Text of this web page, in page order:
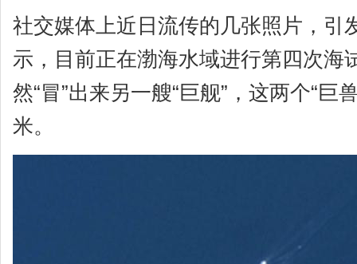
社交媒体上近日流传的几张照片，引
示，目前正在渤海水域进行第四次海
然“冒”出来另一艘“巨舰”，这两个“巨
米。